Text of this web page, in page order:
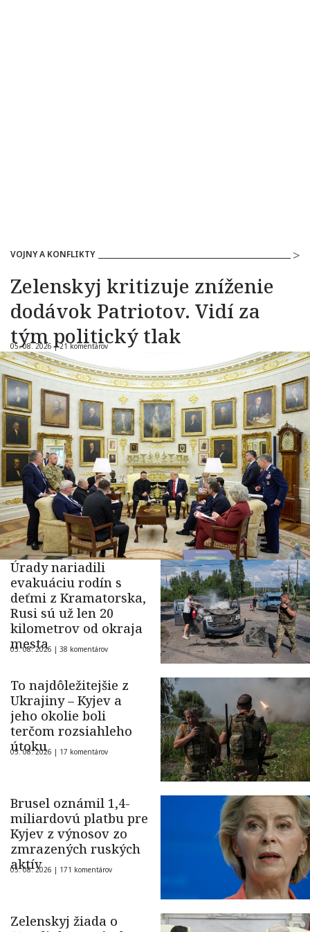
VOJNY A KONFLIKTY
Zelenskyj kritizuje zníženie
dodávok Patriotov. Vidí za
tým politický tlak
05. 08. 2026 |21 komentárov
Úrady nariadili
evakuáciu rodín s
deťmi z Kramatorska,
Rusi sú už len 20
kilometrov od okraja
mesta
05. 08. 2026 | 38 komentárov
To najdôležitejšie z
Ukrajiny – Kyjev a
jeho okolie boli
terčom rozsiahleho
útoku
05. 08. 2026 | 17 komentárov
Brusel oznámil 1,4-
miliardovú platbu pre
Kyjev z výnosov zo
zmrazených ruských
aktív
05. 08. 2026 | 171 komentárov
Zelenskyj žiada o